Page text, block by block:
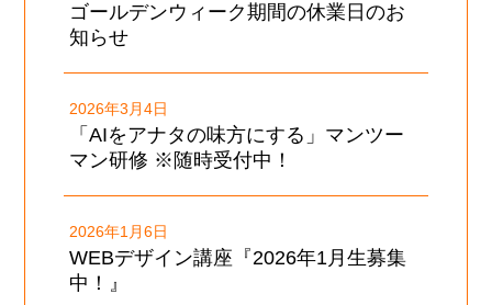
ゴールデンウィーク期間の休業日のお
知らせ
「AIをアナタの味方にする」マンツー
マン研修 ※随時受付中！
2026年3月4日
WEBデザイン講座『2026年1月生募集
中！』
2026年1月6日